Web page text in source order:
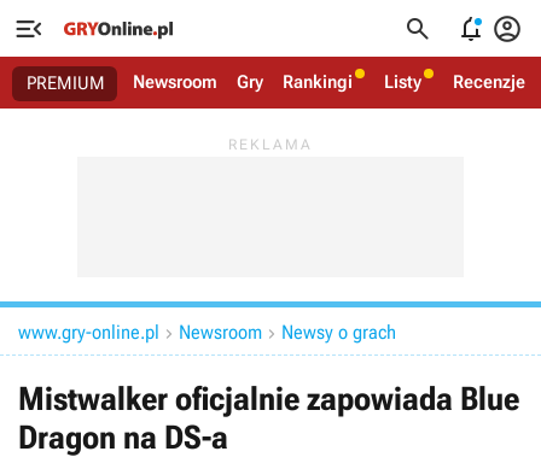
   
PREMIUM Newsroom Gry Rankingi Listy Recenzje
www.gry-online.pl  Newsroom  Newsy o grach
Mistwalker oficjalnie zapowiada Blue
Dragon na DS-a